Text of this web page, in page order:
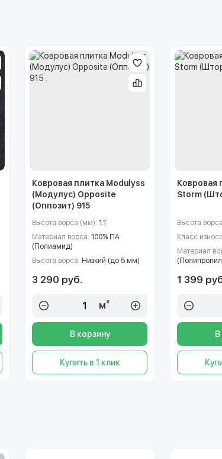
Ковровая плитка Modulyss
(Модулус) Opposite
(Оппозит) 915
Высота ворса (мм): 1.1
Материал ворса: 100% ПА
(Полиамид)
Высота ворса: Низкий (до 5 мм)
3 290 руб.
м²
В корзину
Купить в 1 клик
Ковровая
Storm
Высота
Класс
Материал
1 399